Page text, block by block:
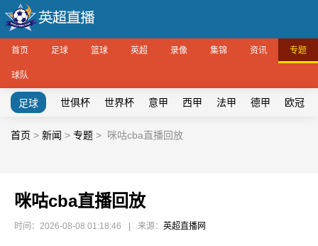
首页 足球 篮球 英超 录像 集锦 资讯 专题
球队
足球 世俱杯 世界杯 意甲 西甲 法甲 德甲 欧冠
首页 > 新闻 > 专题 > 咪咕cba直播回放
咪咕cba直播回放
时间：2026-08-08 01:18:46 来源： 英超直播网